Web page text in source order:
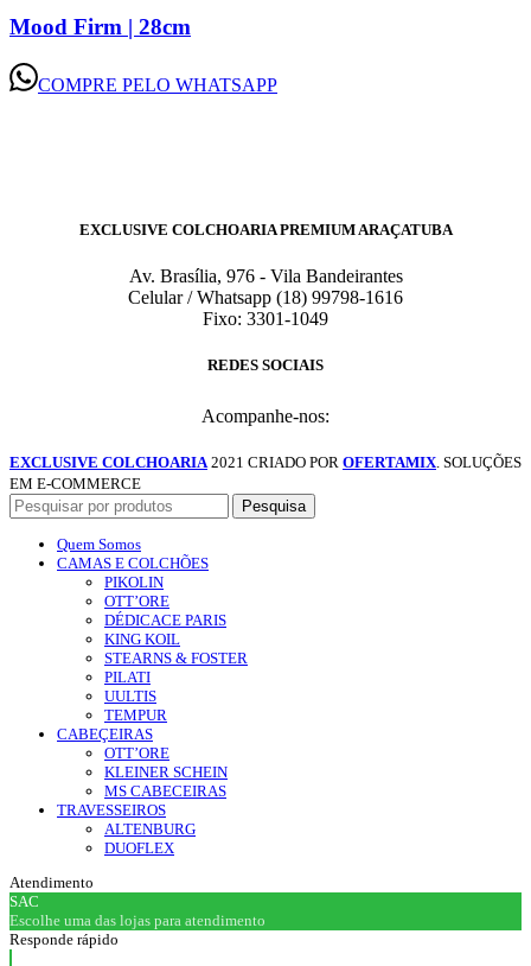
Mood Firm | 28cm
COMPRE PELO WHATSAPP
EXCLUSIVE COLCHOARIA PREMIUM ARAÇATUBA
Av. Brasília, 976 - Vila Bandeirantes
Celular / Whatsapp (18) 99798-1616
Fixo: 3301-1049
REDES SOCIAIS
Acompanhe-nos:
EXCLUSIVE COLCHOARIA 2021 CRIADO POR OFERTAMIX. SOLUÇÕES
EM E-COMMERCE
Pesquisa
Quem Somos
CAMAS E COLCHÕES
PIKOLIN
OTT’ORE
DÉDICACE PARIS
KING KOIL
STEARNS & FOSTER
PILATI
UULTIS
TEMPUR
CABEÇEIRAS
OTT’ORE
KLEINER SCHEIN
MS CABECEIRAS
TRAVESSEIROS
ALTENBURG
DUOFLEX
Atendimento
SAC
Escolhe uma das lojas para atendimento
Responde rápido